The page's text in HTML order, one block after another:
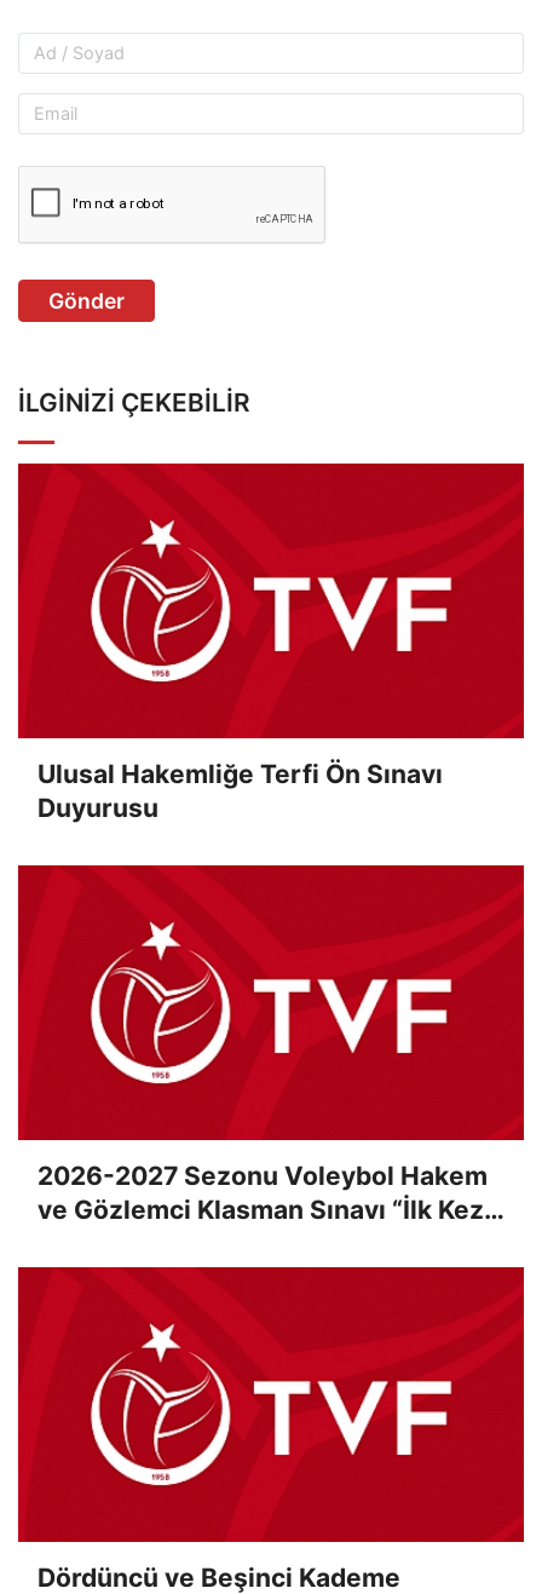
Gönder
İLGINIZI ÇEKEBILIR
Ulusal Hakemliğe Terfi Ön Sınavı
Duyurusu
2026-2027 Sezonu Voleybol Hakem
ve Gözlemci Klasman Sınavı “İlk Kez”
Dördüncü ve Beşinci Kademe